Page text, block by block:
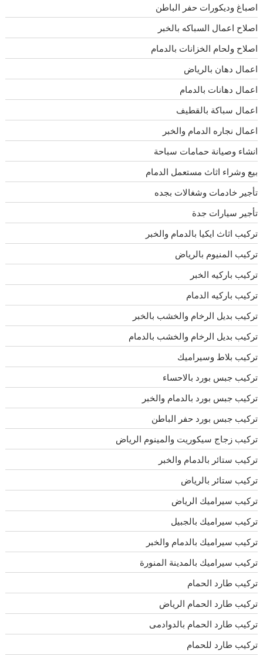
اصباغ وديكورات حفر الباطن
اصلاح اعمال السباكه بالخبر
اصلاح ولحام الخزانات بالدمام
اعمال دهان بالرياض
اعمال دهانات بالدمام
اعمال سباكة بالقطيف
اعمال نجاره الدمام والخبر
انشاء وصيانة حمامات سباحة
بيع وشراء اثاث مستعمل الدمام
تأجير خادمات وشغالات بجده
تأجير سيارات جدة
تركيب اثاث ايكيا بالدمام والخبر
تركيب المنيوم بالرياض
تركيب باركيه الخبر
تركيب باركيه الدمام
تركيب بديل الرخام والخشب بالخبر
تركيب بديل الرخام والخشب بالدمام
تركيب بلاط وسيراميك
تركيب جبس بورد بالاحساء
تركيب جبس بورد بالدمام والخبر
تركيب جبس بورد حفر الباطن
تركيب زجاج سيكوريت والمينوم الرياض
تركيب ستائر بالدمام والخبر
تركيب ستائر بالرياض
تركيب سيراميك الرياض
تركيب سيراميك بالجبيل
تركيب سيراميك بالدمام والخبر
تركيب سيراميك بالمدينة المنورة
تركيب طارد الحمام
تركيب طارد الحمام الرياض
تركيب طارد الحمام بالدوادمى
تركيب طارد للحمام